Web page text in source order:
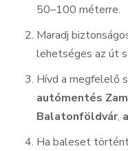
50–100 méterre.
Maradj
lehetséges az út
Hívd a megfelelő
autómentés
Balatonföldvár,
Ha baleset